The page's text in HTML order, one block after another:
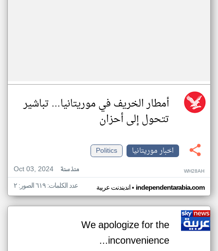
أمطار الخريف في موريتانيا... تباشير
تتحول إلى أحزان
اخبار موريتانيا
Politics
Oct 03, 2024
منذ سنة WH28AH
اندبندنت عربية• independentarabia.com عدد الكلمات: ٦١٩ الصور: ٢
We apologize for the
inconvenience...